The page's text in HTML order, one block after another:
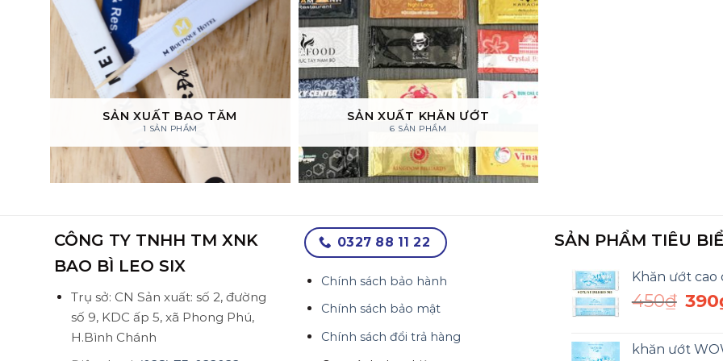
SẢN XUẤT BAO TĂM
1 SẢN PHẨM
SẢN XUẤT KHĂN ƯỚT
6 SẢN PHẨM
CÔNG TY TNHH TM XNK
BAO BÌ LEO SIX
Trụ sở: CN Sản xuất: số 2, đường
số 9, KDC ấp 5, xã Phong Phú,
H.Bình Chánh
0327 88 11 22
Chính sách bảo hành
Chính sách bảo mật
Chính sách đổi trả hàng
SẢN PHẨM TIÊU
Khăn ướt cao
450₫ Giá
450₫.
390
khăn ướt